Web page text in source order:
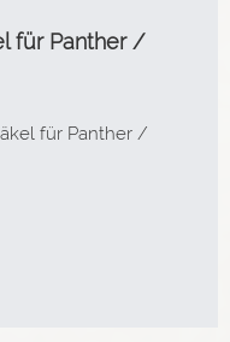
für Panther /
für Panther /